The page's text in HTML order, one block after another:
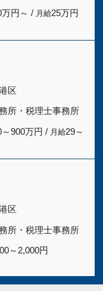
る
万円～ / 月給25万円
区
所・税理士事務所
～900万円 / 月給29～
区
所・税理士事務所
～2,000円